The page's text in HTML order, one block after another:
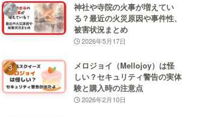
神社や寺院の火事が増えてい
る？最近の火災原因や事件性、
被害状況まとめ
2026年5月17日
メロジョイ（Mellojoy）は怪
しい？セキュリティ警告の実体
験と購入時の注意点
2026年2月10日